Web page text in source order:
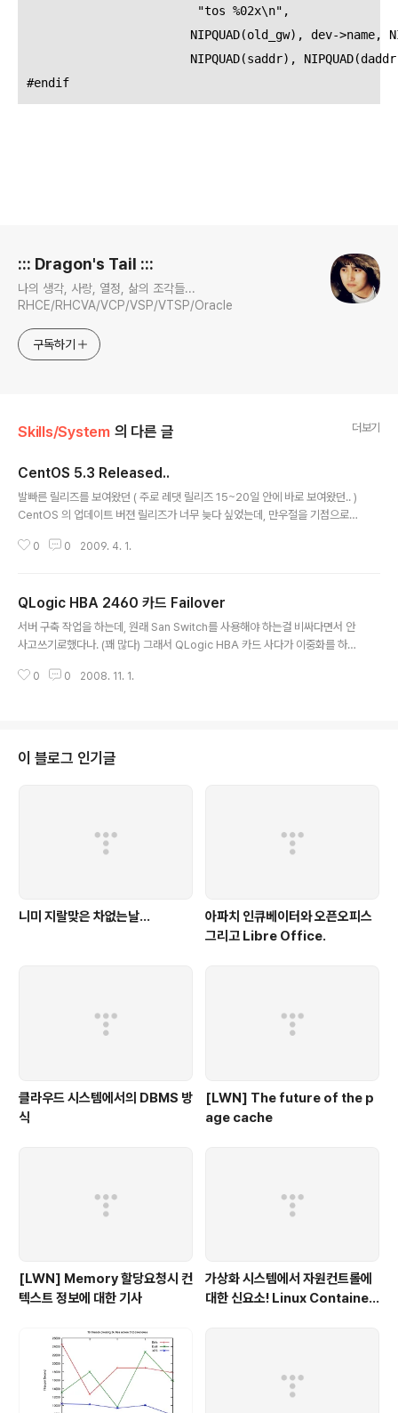
                        "tos %02x\n",
NIPQUAD(old_gw), dev->name,
NIPQUAD(saddr),
#endif
::: Dragon's Tail :::
나의 생각, 사랑, 열정, 삶의 조각들...
RHCE/RHCVA/VCP/VSP/VTSP/Oracle
구독하기
Skills/System 의 다른 글 더보기
CentOS 5.3 Released..
발빠른 릴리즈를 보여왔던 ( 주로 레댓 릴리즈 15~20일 안에 바로 보여왔던.. )
CentOS 의 업데이트 버젼 릴리즈가 너무 늦다 싶었는데, 만우절을 기점으로
선 왠지 레드햇 5.3 쪽에 문제가 좀 많아서 그런걸까 싶기도 하고.. 릴리즈노트
려고만 하면 꼭 gaim과 nautilus-sendto 쪽에서 의존성 걸리고 그러길레 "
에라 모르겠다, 그냥 exclude 시키면 되지 뭐 " 하면서 사용해 왔던게, 이슈트
레커에 있던 거였다는것이다... 진작 등록해볼걸... ..
0 0 2009. 4. 1.
QLogic HBA 2460 카드 Failover
서버 구축 작업을 하는데, 원래 San Switch를 사용해야 하는걸 비싸다면서 안
사고쓰기로했다나. (꽤 많다) 그래서 QLogic HBA 카드 사다가 이중화를 하려
qlogic 드라이버 올려주면 되겠지, 했는데 이상하게 볼륨이 총 4개고, 그게 이
오버가 되냐??? 안된다...모듈옵션 수정해줘야한다. /etc/modprobe.conf
를 열어보면 failover항목이 있다. ql..
0 0 2008. 11. 1.
이 블로그 인기글
니미 지랄맞은 차없는날...
아파치 인큐베이터와 오픈오피스
그리고 Libre Office.
클라우드 시스템에서의 DBMS 방
식
[LWN] The future of the p
age cache
[LWN] Memory 할당요청시 컨
텍스트 정보에 대한 기사
가상화 시스템에서 자원컨트롤에
대한 신요소! Linux Container